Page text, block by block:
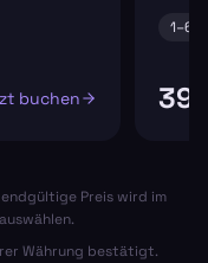
buchen
1–6
Preis wird im
Währung bestätigt.